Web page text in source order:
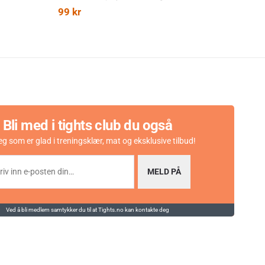
99 kr
Bli med i tights club du også
som er glad i treningsklær, mat og eksklusive tilbud!
MELD PÅ
Ved å bli medlem samtykker du til at Tights.no kan kontakte deg